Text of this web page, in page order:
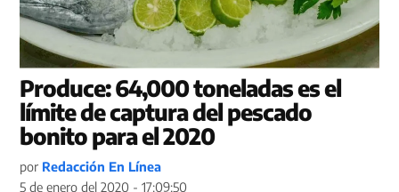
Produce: 64,000 toneladas es el
límite de captura del pescado
bonito para el 2020
por Redacción En Línea
5 de enero del 2020 - 17:09:50